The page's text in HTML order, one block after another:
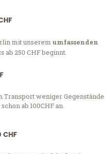
mit unserem umfassenden
ab 250 CHF beginnt.
Transport weniger Gegenstände
ab 100CHF an.
CHF